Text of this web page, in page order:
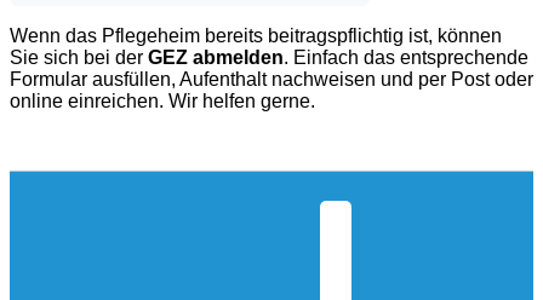
Wenn das Pflegeheim bereits beitragspflichtig ist, können
Sie sich bei der GEZ abmelden. Einfach das entsprechende
Formular ausfüllen, Aufenthalt nachweisen und per Post oder
online einreichen. Wir helfen gerne.